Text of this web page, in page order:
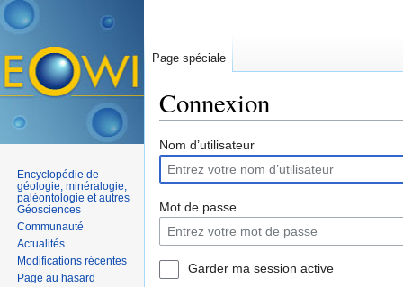
Connexion
Nom d’utilisateur
Mot de passe
Garder ma session active
Page spéciale
Encyclopédie de
géologie, minéralogie,
paléontologie et autres
Géosciences
Communauté
Actualités
Modifications récentes
Page au hasard